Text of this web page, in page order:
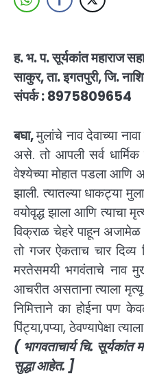
ह. भ. प. सूर्यकांत महाराज
साकुर, ता. इगतपुरी, जि.
संपर्क : 8975809654
बघा,मुलांचे नाव देवाच्या
असे. तो आपली सर्व
वेश्येच्या मोहात पडला आणि
झाली. त्यातल्या धाकट्या
वयोवृद्ध झाला आणि
विक्राळ चेहरे पाहून अजामेळ
तो गजर ऐकताच चार
मरतेसमयी भगवंताचे नाव
आचरीत असताना त्याला
निमित्ताने का होईना पण
पिंट्या,पप्या, ठेवण्यापेक्षा
( भागवताचार्य चि.
सुद्धा आहेत. ]